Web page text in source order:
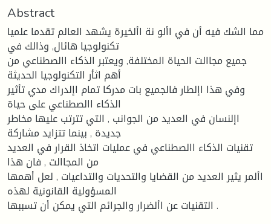
Abstract
مما الشك فيه أن في األو نة األخيرة يشهد العالم تقدما علميا
تكنولوجيا هائال, وذالك في
جميع مجاالت الحياة المختلفة, ويعتبر الذكاء االصطناعي من
أهم اثأر التكنولوجيا الحديثة
وفي هذا اإلطار فالجميع بات مدركا تمام اإلدراك مدي تأثير
الذكاء االصطناعي على حياة
اإلنسان في العديد من الجوانب , التي تترتب عليها مخاطر
جديدة , بينما تتزايد مشاركة
تقنيات الذكاء االصطناعي في عمليات اتخاذ القرار في العديد
من المجاالت , فان هذا
األمر يثير العديد من القضايا والتحديات والتداعيات , لعل أهمها
المسؤولية القانونية لهذه
التقنيات عن األضرار والجرائم التي يمكن أن تسببها .